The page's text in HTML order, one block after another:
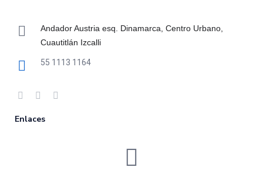
Andador Austria esq. Dinamarca, Centro Urbano,
Cuautitlán Izcalli
55 1113 1164
Enlaces